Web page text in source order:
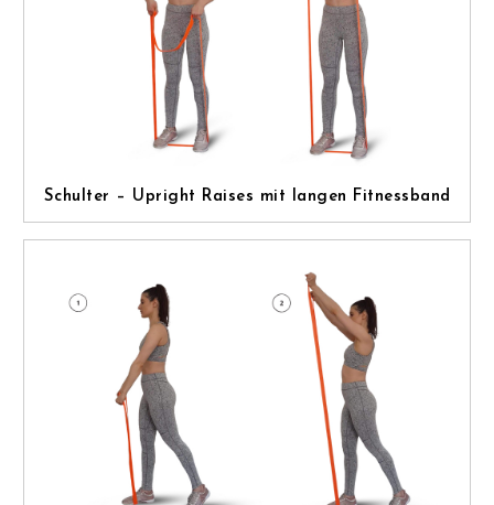
Schulter – Upright Raises mit langen Fitnessband